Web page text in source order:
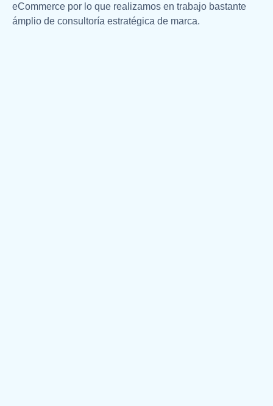
eCommerce por lo que realizamos en trabajo bastante
ámplio de consultoría estratégica de marca.